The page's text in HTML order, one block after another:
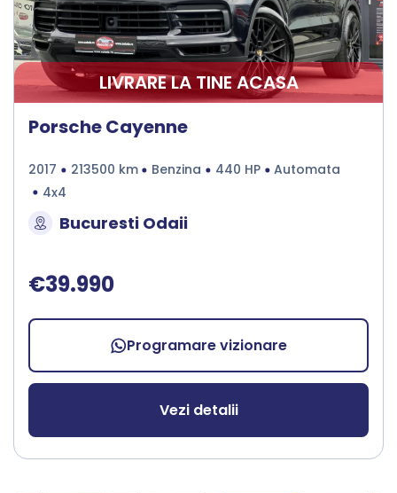
LIVRARE LA TINE ACASA
Porsche Cayenne
2017 213500 km Benzina 440 HP
Automata
4x4
Bucuresti Odaii
€39.990
Programare vizionare
Vezi detalii